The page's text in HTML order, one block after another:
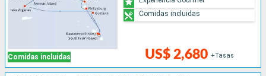
Comidas incluidas US$ 2,680 +Tasas
Comidas incluidas